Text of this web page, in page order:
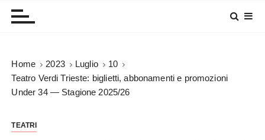
Home 2023 Luglio
10
Teatro Verdi Trieste: biglietti, abbonamenti e promozioni
Under 34 — Stagione 2025/26
TEATRI